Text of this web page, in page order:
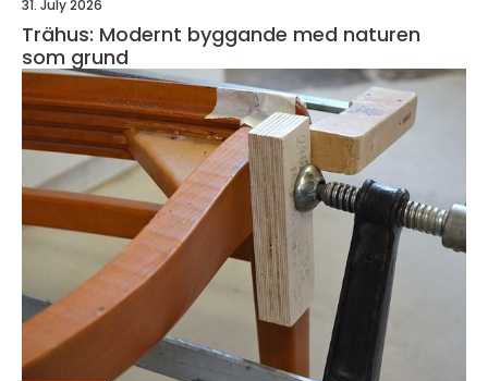
31. July 2026
Trähus: Modernt byggande med naturen
som grund